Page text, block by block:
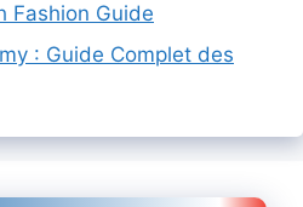
Fashion Guide
: Guide Complet des